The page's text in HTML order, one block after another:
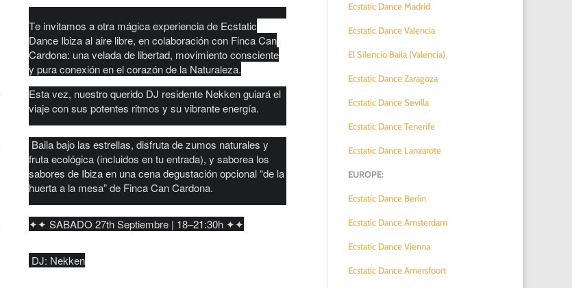
Te invitamos a otra mágica experiencia de Ecstatic
Dance Ibiza al aire libre, en colaboración con Finca Can
Cardona: una velada de libertad, movimiento consciente
y pura conexión en el corazón de la Naturaleza.
Esta vez, nuestro querido DJ residente Nekken guiará el
viaje con sus potentes ritmos y su vibrante energía.
Baila bajo las estrellas, disfruta de zumos naturales y
fruta ecológica (incluidos en tu entrada), y saborea los
sabores de Ibiza en una cena degustación opcional “de la
huerta a la mesa” de Finca Can Cardona.
✦✦ SABADO 27th Septiembre | 18–21:30h ✦✦
DJ: Nekken
Ecstatic Dance Madrid
Ecstatic Dance Valencia
El Silencio Baila (Valencia)
Ecstatic Dance Zaragoza
Ecstatic Dance Sevilla
Ecstatic Dance Tenerife
Ecstatic Dance Lanzarote
EUROPE:
Ecstatic Dance Berlin
Ecstatic Dance Amsterdam
Ecstatic Dance Vienna
Ecstatic Dance Amersfoort